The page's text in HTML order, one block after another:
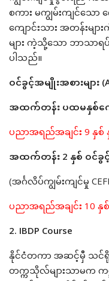
စကား မကျွမ်းကျင်သော
ကျောင်းသား အတန်းမျ
များ ကဲ့သို့သော ဘာသာရ
ပါသည်။
ဝင်ခွင့်အမျိုးအစားများ
အထက်တန်း ပထမနှစ်ကျ
ပညာအရည်အချင်း 9 နှ
အထက်တန်း 2 နှစ် ဝင်ခွင့်
(အင်္ဂလိပ်ကျွမ်းကျင်မှု
ပညာအရည်အချင်း 10
2. IBDP Course
နိုင်ငံတကာ အဆင့်မှီ သင်ရိုး
တက္ကသိုလ်များသာမက ကမ္